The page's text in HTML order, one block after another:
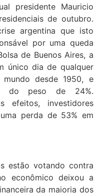
presidente Mauricio
de outubro.
argentina que isto
por uma queda
de Buenos Aires, a
único dia de qualquer
desde 1950, e
do peso de 24%.
efeitos, investidores
perda de 53% em
estão votando contra
econômico deixou a
da maioria dos